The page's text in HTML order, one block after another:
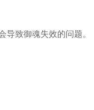
致御魂失效的问题。